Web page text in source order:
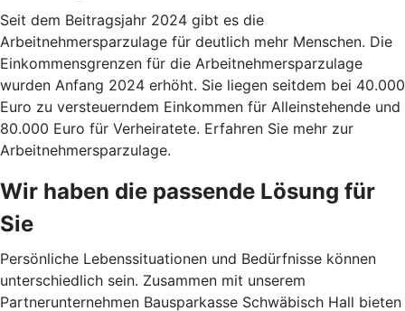
Seit dem Beitragsjahr 2024 gibt es die
Arbeitnehmersparzulage für deutlich mehr Menschen. Die
Einkommensgrenzen für die Arbeitnehmersparzulage
wurden Anfang 2024 erhöht. Sie liegen seitdem bei 40.000
Euro zu versteuerndem Einkommen für Alleinstehende und
80.000 Euro für Verheiratete. Erfahren Sie mehr zur
Arbeitnehmersparzulage.
Wir haben die passende Lösung für
Sie
Persönliche Lebenssituationen und Bedürfnisse können
unterschiedlich sein. Zusammen mit unserem
Partnerunternehmen Bausparkasse Schwäbisch Hall bieten